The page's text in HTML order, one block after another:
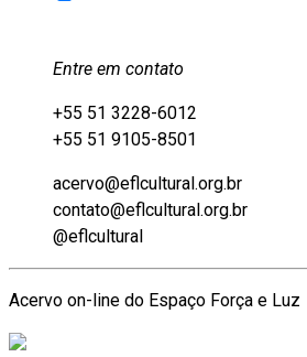
Entre em contato
+55 51 3228-6012
+55 51 9105-8501
acervo@eflcultural.org.br
contato@eflcultural.org.br
@eflcultural
Acervo on-line do Espaço Força e Luz